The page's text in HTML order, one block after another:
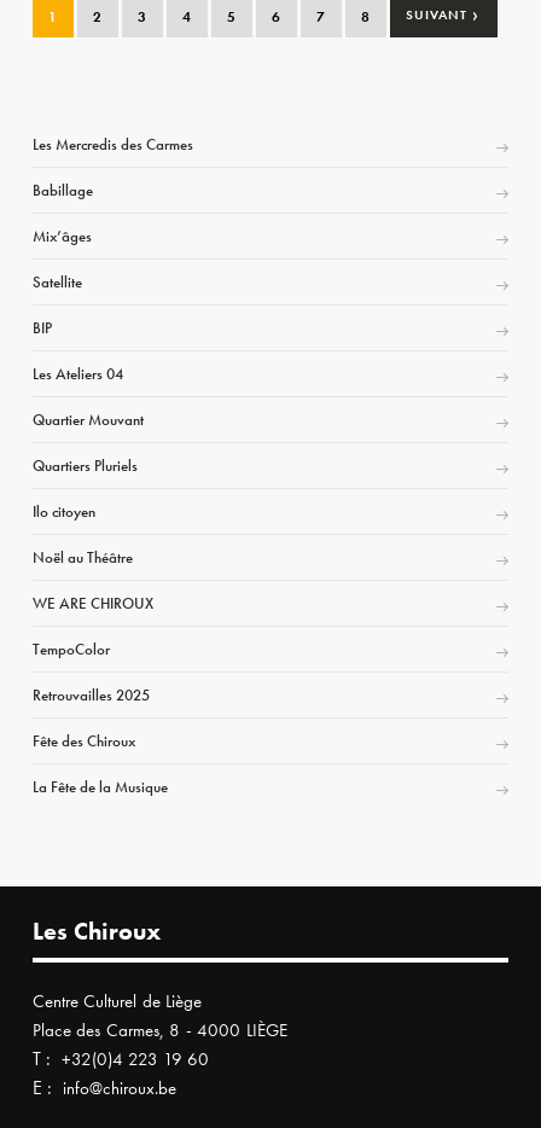
1 2 3 4 5 6 7 8 SUIVANT ›
Les Mercredis des Carmes
Babillage
Mix’âges
Satellite
BIP
Les Ateliers 04
Quartier Mouvant
Quartiers Pluriels
Ilo citoyen
Noël au Théâtre
WE ARE CHIROUX
TempoColor
Retrouvailles 2025
Fête des Chiroux
La Fête de la Musique
Les Chiroux
Centre Culturel de Liège
Place des Carmes, 8 - 4000 LIÈGE
T : +32(0)4 223 19 60
E : info@chiroux.be